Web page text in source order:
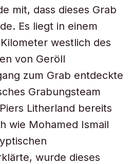
mit, dass dieses Grab
Es liegt in einem
westlich des
von Geröll
zum Grab entdeckte
Grabungsteam
Litherland bereits
wie Mohamed Ismail
wurde dieses